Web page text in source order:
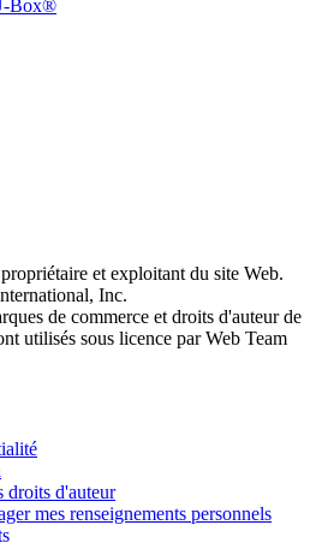
Box®
et exploitant du site Web.
Inc.
de commerce et droits d'auteur de
utilisés sous licence par Web Team
droits d'auteur
mes renseignements personnels